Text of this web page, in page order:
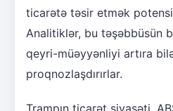
ticarətə təsir etmək
Analitiklər, bu təşəbbüsün
qeyri-müəyyənliyi artıra
proqnozlaşdırırlar.
Trampın ticarət siyasəti,